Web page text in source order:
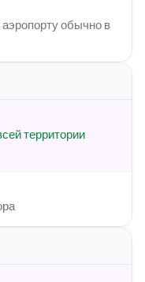
обычно в
территории